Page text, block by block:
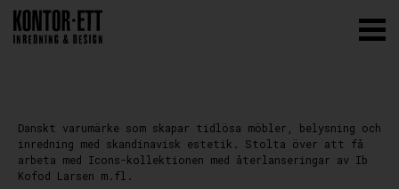
Danskt varumärke som skapar tidlösa möbler, belysning och
inredning med skandinavisk estetik. Stolta över att få
arbeta med Icons-kollektionen med återlanseringar av Ib
Kofod Larsen m.fl.